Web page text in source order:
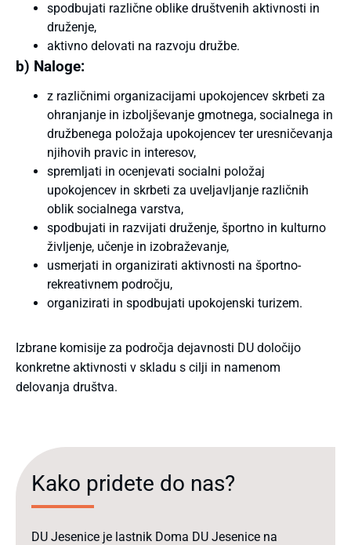
spodbujati različne oblike društvenih aktivnosti in
druženje,
aktivno delovati na razvoju družbe.
b) Naloge:
z različnimi organizacijami upokojencev skrbeti za
ohranjanje in izboljševanje gmotnega, socialnega in
družbenega položaja upokojencev ter uresničevanja
njihovih pravic in interesov,
spremljati in ocenjevati socialni položaj
upokojencev in skrbeti za uveljavljanje različnih
oblik socialnega varstva,
spodbujati in razvijati druženje, športno in kulturno
življenje, učenje in izobraževanje,
usmerjati in organizirati aktivnosti na športno-
rekreativnem področju,
organizirati in spodbujati upokojenski turizem.
Izbrane komisije za področja dejavnosti DU določijo
konkretne aktivnosti v skladu s cilji in namenom
delovanja društva.
Kako pridete do nas?
DU Jesenice je lastnik Doma DU Jesenice na